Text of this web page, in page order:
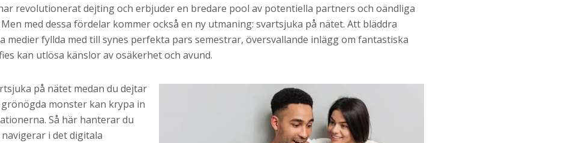
och
när jag
revolutionerat dejting och erbjuder en bredare pool av potentiella partners och oändliga
med dessa fördelar kommer också en ny utmaning: svartsjuka på nätet. Att bläddra
medier fyllda med till synes perfekta pars semestrar, översvallande inlägg om fantastiska
kan utlösa känslor av osäkerhet och avund.
på nätet medan du dejtar
monster kan krypa in
Så här hanterar du
i det digitala